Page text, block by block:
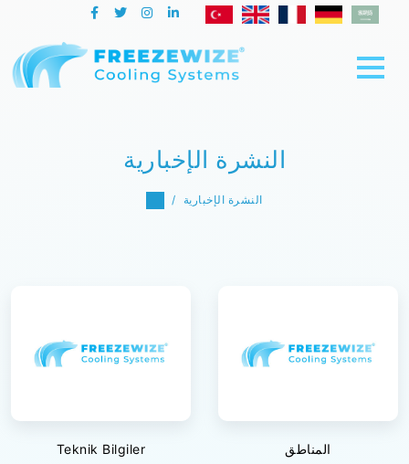
النشرة الإخبارية
النشرة الإخبارية
Teknik Bilgiler المناطق